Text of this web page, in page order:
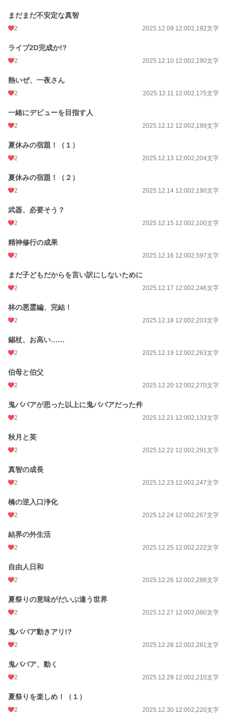
まだまだ不安定な真智
2 2025.12.09 12:002,192文字
ライブ2D完成か!?
2 2025.12.10 12:002,190文字
熱いぜ、一夜さん
2 2025.12.11 12:002,175文字
一緒にデビューを目指す人
2 2025.12.12 12:002,199文字
夏休みの宿題！（１）
2 2025.12.13 12:002,204文字
夏休みの宿題！（２）
2 2025.12.14 12:002,190文字
武器、必要そう？
2 2025.12.15 12:002,100文字
精神修行の成果
2 2025.12.16 12:002,597文字
まだ子どもだからを言い訳にしないために
2 2025.12.17 12:002,246文字
林の悪霊編、完結！
2 2025.12.18 12:002,203文字
錫杖、お高い……
2 2025.12.19 12:002,263文字
伯母と伯父
2 2025.12.20 12:002,270文字
鬼ババアが思った以上に鬼ババアだった件
2 2025.12.21 12:002,133文字
秋月と英
2 2025.12.22 12:002,291文字
真智の成長
2 2025.12.23 12:002,247文字
橋の逆入口浄化
2 2025.12.24 12:002,267文字
結界の外生活
2 2025.12.25 12:002,222文字
自由人日和
2 2025.12.26 12:002,286文字
夏祭りの意味がだいぶ違う世界
2 2025.12.27 12:002,080文字
鬼ババア動きアリ!?
2 2025.12.28 12:002,281文字
鬼ババア、動く
2 2025.12.29 12:002,210文字
夏祭りを楽しめ！（１）
2 2025.12.30 12:002,220文字